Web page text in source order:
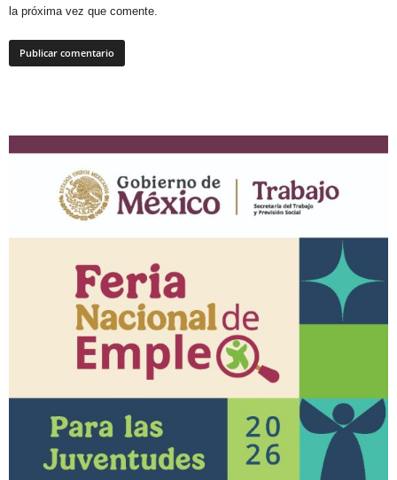
la próxima vez que comente.